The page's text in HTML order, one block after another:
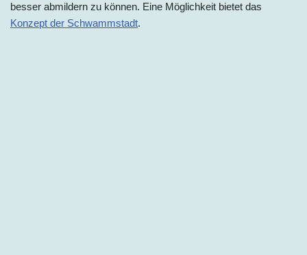
besser abmildern zu können. Eine Möglichkeit bietet das
Konzept der Schwammstadt.